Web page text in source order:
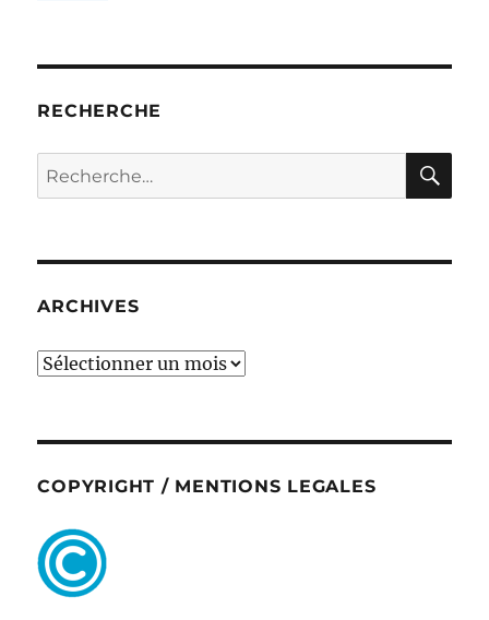
RECHERCHE
Recherche
pour :
ARCHIVES
ARCHIVES
COPYRIGHT / MENTIONS LEGALES